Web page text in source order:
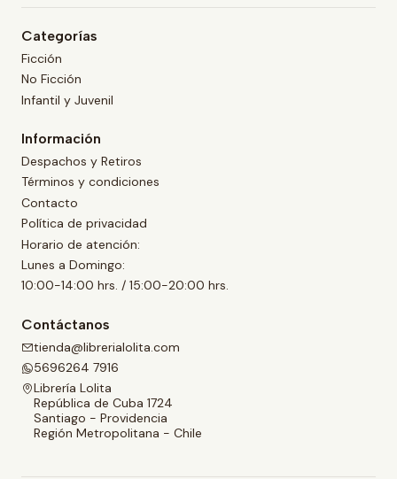
Categorías
Ficción
No Ficción
Infantil y Juvenil
Información
Despachos y Retiros
Términos y condiciones
Contacto
Política de privacidad
Horario de atención:
Lunes a Domingo:
10:00-14:00 hrs. / 15:00-20:00 hrs.
Contáctanos
tienda@librerialolita.com
5696264 7916
Librería Lolita
República de Cuba 1724
Santiago - Providencia
Región Metropolitana - Chile